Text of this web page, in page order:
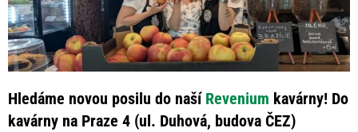
Hledáme novou posilu do naší Revenium kavárny! Do
kavárny na Praze 4 (ul. Duhová, budova ČEZ)